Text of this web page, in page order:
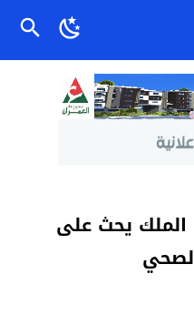
الملك يحث على